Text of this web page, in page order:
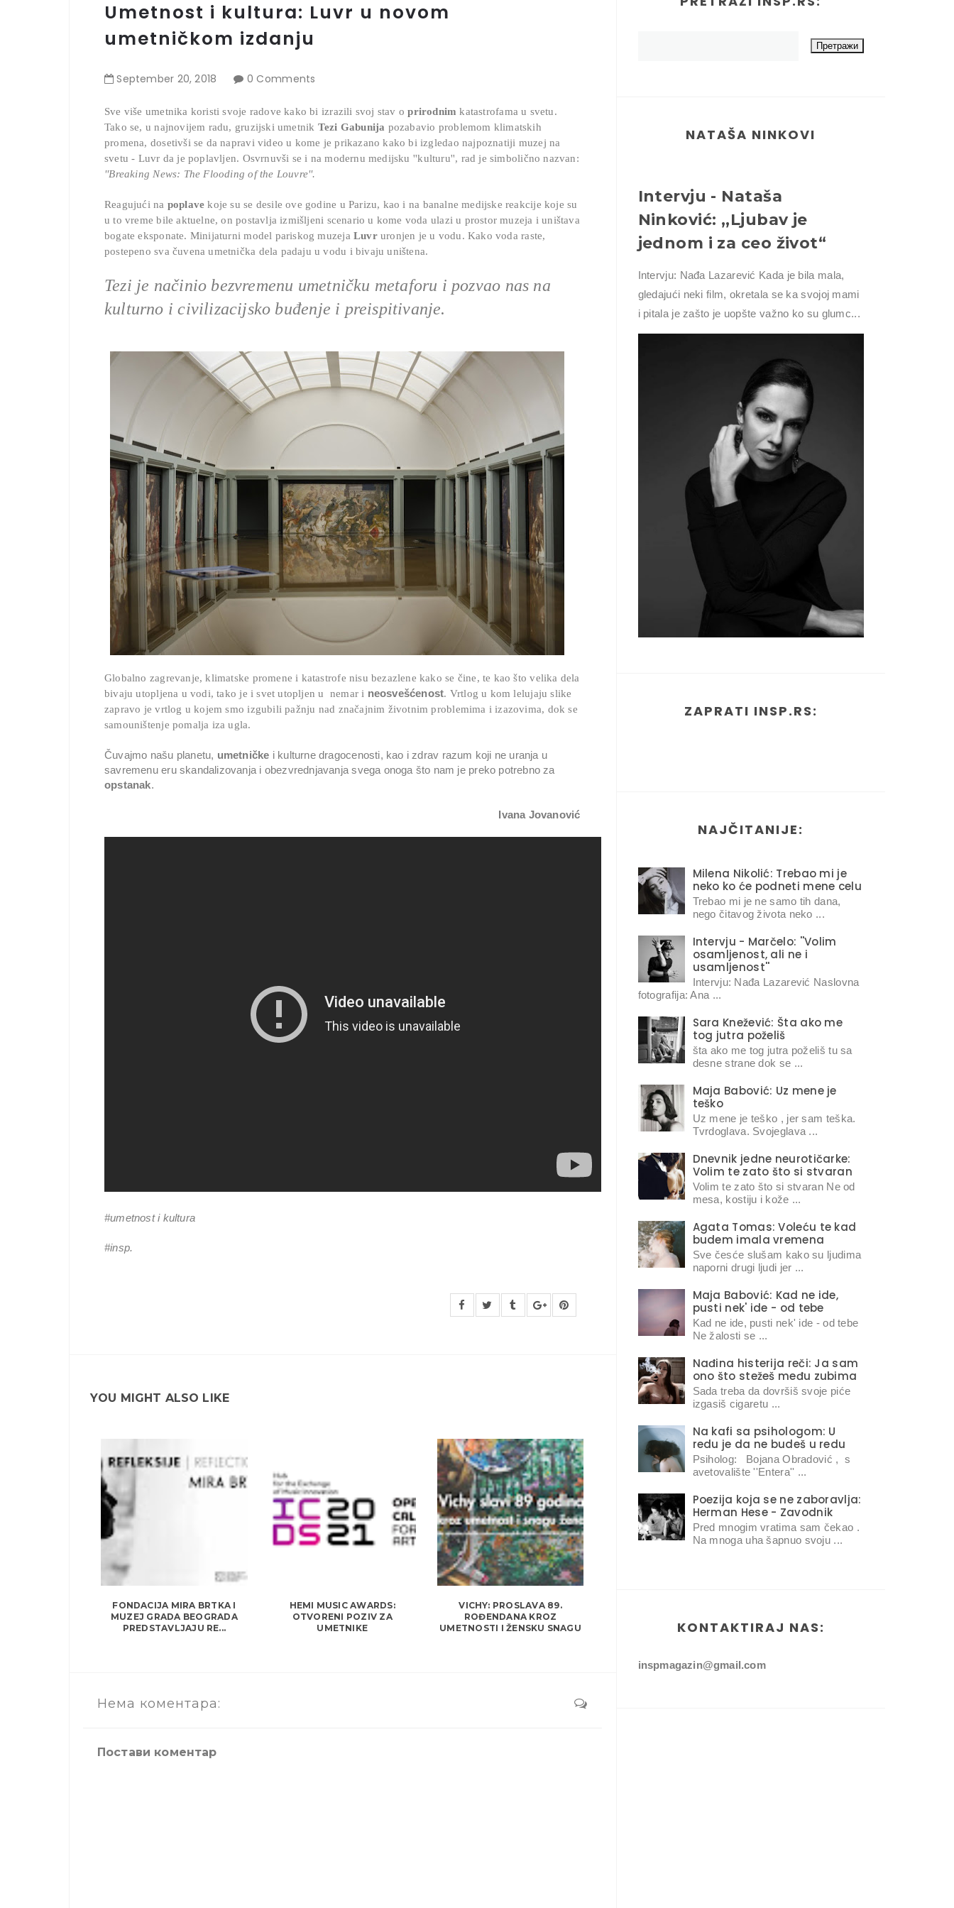
Umetnost i kultura: Luvr u novom
umetničkom izdanju
September 20,2018 0 Comments
Sve više umetnika koristi svoje radove kako bi izrazili svoj stav oprirodnimkatastrofama u svetu.
Tako se, u najnovijem radu, gruzijski umetnik Tezi Gabunija pozabavio problemom klimatskih
promena, dosetivši se da napravi video u kome je prikazano kako bi izgledao najpoznatiji muzej na
svetu - Luvr da je poplavljen. Osvrnuvši se i na modernu medijsku ''kulturu'', rad je simbolično nazvan:
''Breaking News: The Flooding of the Louvre''.
Reagujući na poplavekoje su se desile ove godine u Parizu, kao i na banalne medijske reakcije koje su
u to vreme bile aktuelne, on postavlja izmišljeni scenario u kome voda ulazi u prostor muzeja i uništava
bogate eksponate. Minijaturni model pariskog muzeja Luvr uronjen je u vodu. Kako voda raste,
postepeno sva čuvena umetnička dela padaju u vodu i bivaju uništena.
Tezi je načinio bezvremenu umetničku metaforu i pozvao nas na
kulturno i civilizacijsko buđenje i preispitivanje.
Globalno zagrevanje, klimatske promene i katastrofe nisu bezazlene kako se čine, te kao što velika dela
bivaju utopljena u vodi, tako je i svet utopljen u nemar i neosvešćenost. Vrtlog u kom lelujaju slike
zapravo je vrtlog u kojem smo izgubili pažnju nad značajnim životnim problemima i izazovima, dok se
samouništenje pomalja iza ugla.
Čuvajmo našu planetu, umetničke i kulturne dragocenosti, kao i zdrav razum koji ne uranja u
savremenu eru skandalizovanja i obezvrednjavanja svega onoga što nam je preko potrebno za
opstanak.
Ivana Jovanović
#umetnost i kultura
#insp.
YOU MIGHT ALSO LIKE
FONDACIJA MIRA BRTKA I
MUZEJ GRADA BEOGRADA
PREDSTAVLJAJU RE...
HEMI MUSIC AWARDS:
OTVORENI POZIV ZA
UMETNIKE
VICHY: PROSLAVA 89.
ROĐENDANA KROZ
UMETNOSTI I ŽENSKU SNAGU
Нема коментара:
Постави коментар
NATAŠA NINKOVI
Intervju - Nataša
Ninković: ,,Ljubav je
jednom i za ceo život“
Intervju: Nađa Lazarević Kada je bila mala,
gledajući neki film, okretala se ka svojoj mami
i pitala je zašto je uopšte važno ko su glumc...
ZAPRATI INSP.RS:
NAJČITANIJE:
Milena Nikolić: Trebao mi je
neko ko će podneti mene celu
Trebao mi je ne samo tih dana,
nego čitavog života neko ...
Intervju - Marčelo: ''Volim
osamljenost, ali ne i
usamljenost''
Intervju: Nađa Lazarević Naslovna
fotografija: Ana ...
Sara Knežević: Šta ako me
tog jutra poželiš
šta ako me tog jutra poželiš tu sa
desne strane dok se ...
Maja Babović: Uz mene je
teško
Uz mene je teško , jer sam teška.
Tvrdoglava. Svojeglava ...
Dnevnik jedne neurotičarke:
Volim te zato što si stvaran
Volim te zato što si stvaran Ne od
mesa, kostiju i kože ...
Agata Tomas: Voleću te kad
budem imala vremena
Sve česće slušam kako su ljudima
naporni drugi ljudi jer ...
Maja Babović: Kad ne ide,
pusti nek' ide - od tebe
Kad ne ide, pusti nek' ide - od tebe
Ne žalosti se ...
Nađina histerija reči: Ja sam
ono što stežeš među zubima
Sada treba da dovršiš svoje piće
izgasiš cigaretu ...
Na kafi sa psihologom: U
redu je da ne budeš u redu
Psiholog: Bojana Obradović , s
avetovalište ''Entera'' ...
Poezija koja se ne zaboravlja:
Herman Hese - Zavodnik
Pred mnogim vratima sam čekao .
Na mnoga uha šapnuo svoju ...
KONTAKTIRAJ NAS:
inspmagazin@gmail.com